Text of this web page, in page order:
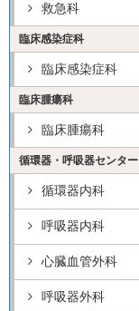
救急科
臨床感染症科
臨床感染症科
臨床腫瘍科
臨床腫瘍科
循環器・呼吸器センター
循環器内科
呼吸器内科
心臓血管外科
呼吸器外科